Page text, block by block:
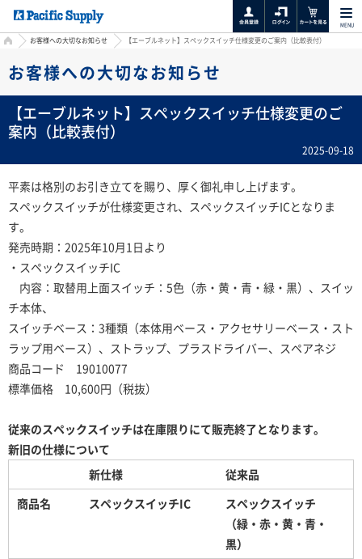
MENU
HOMEお客様への大切なお知らせ 【エーブルネット】スペックスイッチ仕様変更のご案内（比較表付）
お客様への大切なお知らせ
【エーブルネット】スペックスイッチ仕様変更のご
案内（比較表付）
2025-09-18
平素は格別のお引き立てを賜り、厚く御礼申し上げます。
スペックスイッチが仕様変更され、スペックスイッチICとなりま
す。
発売時期：2025年10月1日より
・スペックスイッチIC
内容：取替用上面スイッチ：5色（赤・黄・青・緑・黒）、スイッ
チ本体、
スイッチベース：3種類（本体用ベース・アクセサリーベース・スト
ラップ用ベース）、ストラップ、プラスドライバー、スペアネジ
商品コード 19010077
標準価格 10,600円（税抜）
従来のスペックスイッチは在庫限りにて販売終了となります。
新旧の仕様について
新仕様
従来品
商品名
スペックスイッチIC
スペックスイッチ
（緑・赤・黄・青・
黒）